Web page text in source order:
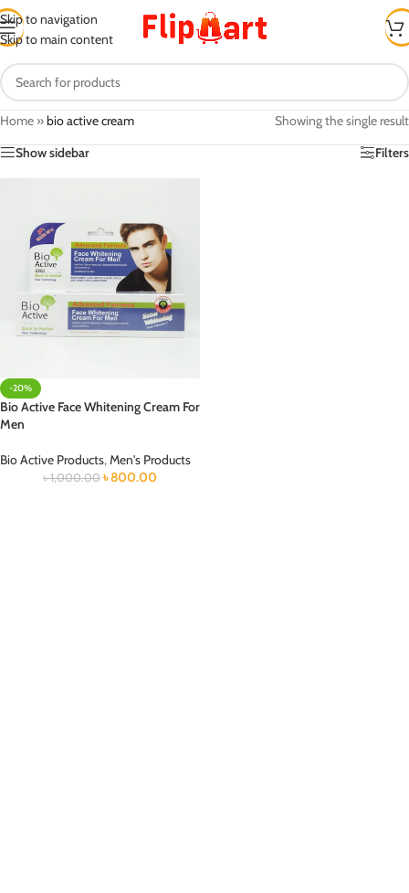
Skip to navigation
Skip to main content
Home »bio active cream
Showing the single result
Show sidebar
Filters
-20%
Bio Active Face Whitening Cream For
Men
Bio Active Products,Men's Products
৳1,000.00 ৳800.00